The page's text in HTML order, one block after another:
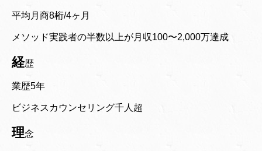
平均月商8桁/4ヶ月
メソッド実践者の半数以上が月収100〜2,000万達成
経歴
業歴5年
ビジネスカウンセリング千人超
理念